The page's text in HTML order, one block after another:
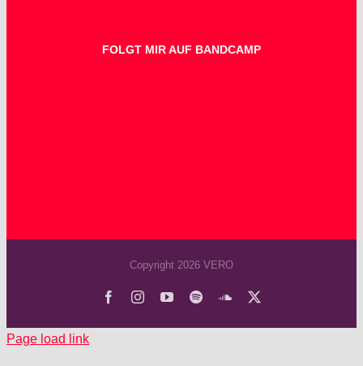
FOLGT MIR AUF BANDCAMP
Copyright 2026 VERO
FacebookInstagramYouTube
SpotifySoundCloud
Page load link